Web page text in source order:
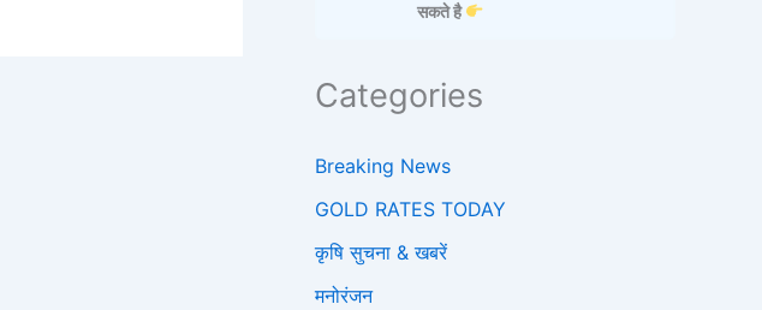
सकते है
Categories
Breaking News
GOLD RATES TODAY
कृषि सुचना & खबरें
मनोरंजन